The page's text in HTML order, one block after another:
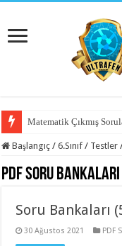
Matematik Çıkmış
Başlangıç / 6.Sınıf / Testler
PDF Soru Bankaları
Soru Bankaları
30 Ağustos 2021 PDF